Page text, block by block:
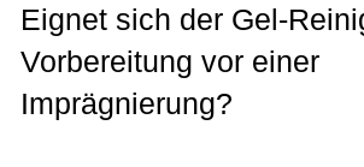
Eignet sich der Gel-
Vorbereitung vor einer
Imprägnierung?